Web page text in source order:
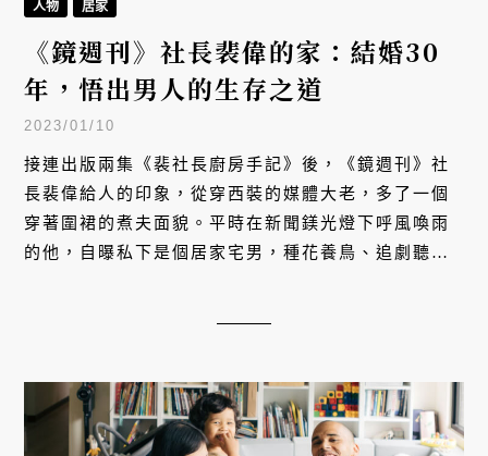
人物 居家
《鏡週刊》社長裴偉的家：結婚30
年，悟出男人的生存之道
2023/01/10
接連出版兩集《裴社長廚房手記》後，《鏡週刊》社
長裴偉給人的印象，從穿西裝的媒體大老，多了一個
穿著圍裙的煮夫面貌。平時在新聞鎂光燈下呼風喚雨
的他，自曝私下是個居家宅男，種花養鳥、追劇聽古